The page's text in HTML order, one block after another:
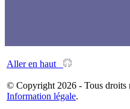
Aller en haut
© Copyright 2026 - Tous droits
Information légale.